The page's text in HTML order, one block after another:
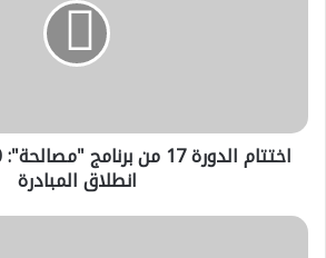
منذ
انطلاق
انطلاق المبادرة
الحوز